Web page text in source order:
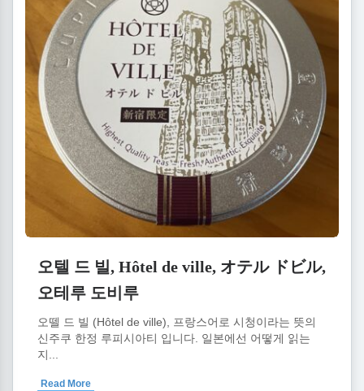
오텔 드 빌, Hôtel de ville, オテル ドビル,
오테루 도비루
오뗄 드 빌 (Hôtel de ville), 프랑스어로 시청이라는 뜻의
신주쿠 한정 루피시아티 입니다. 일본에선 어떻게 읽는
지...
Read More